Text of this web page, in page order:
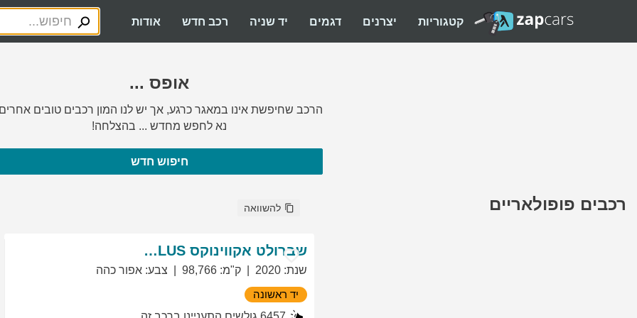
קטגוריות יצרנים דגמים יד שניה רכב חדש אודות
אופס ...
הרכב שחיפשת אינו במאגר כרגע, אך יש לנו המון רכבים טובים
נא לחפש מחדש ... בהצלחה!
חיפוש חדש
רכבים פופולאריים להשוואה
שברולט אקווינוקס LT PLUS
שנת:
2020 ק"מ:
98,766 צבע: אפור כהה
יד ראשונה